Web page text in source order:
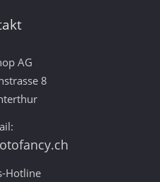
AG
8
Hotline